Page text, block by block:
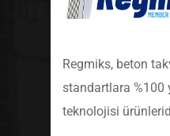
Regmiks, beton
standartlara %100
teknolojisi